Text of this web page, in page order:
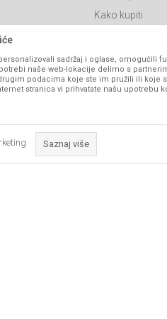
Kako kupiti
Click & Collect
Načini plaćanja
Plaćanje
Pravo na
Reklamacije
sadržaj i oglase, omogućili
naše web-lokacije delimo s
podacima koje ste im pružili ili koje
stranica vi prihvatate našu upotrebu
Saznaj više